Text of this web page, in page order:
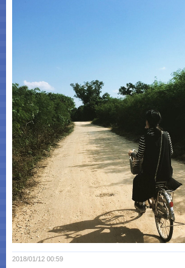
2018/01/12 00:59